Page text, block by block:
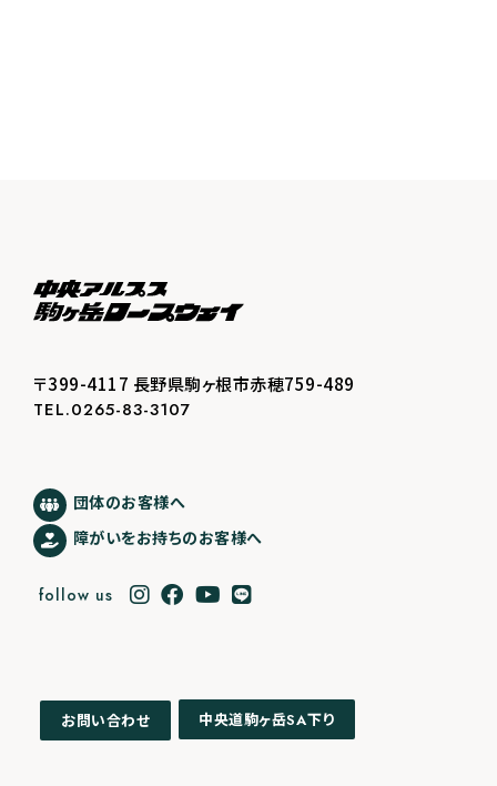
〒399-4117 長野県駒ヶ根市赤穂759-489
TEL.0265-83-3107
団体のお客様へ
障がいをお持ちのお客様へ
follow us
お問い合わせ 中央道駒ヶ岳SA下り